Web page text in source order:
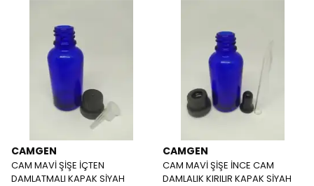
CAMGEN
CAM MAVİ ŞİŞE İÇTEN
DAMLATMALI KAPAK SİYAH
CAMGEN
CAM MAVİ ŞİŞE İNCE CAM
DAMLALIK KIRILIR KAPAK SİYAH